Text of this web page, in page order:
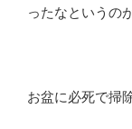
ったなというの
お盆に必死で掃